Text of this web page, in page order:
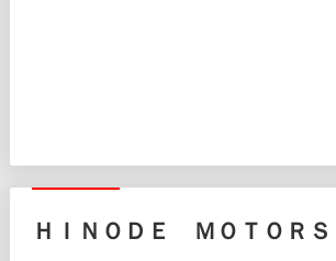
ＨＩＮＯＤＥ ＭＯＴＯＲＳ